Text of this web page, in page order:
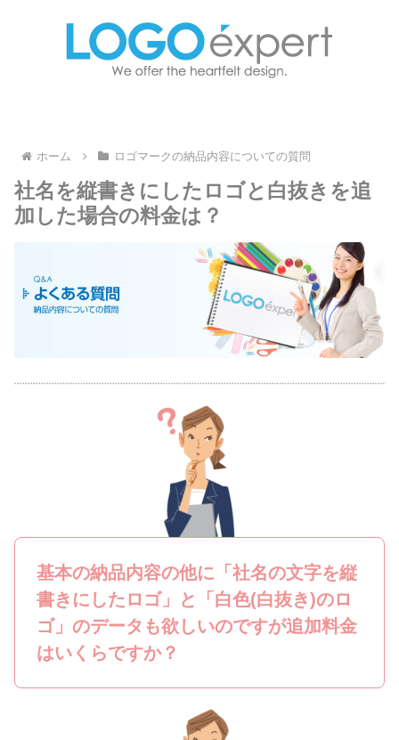
ホーム ロゴマークの納品内容についての質問
社名を縦書きにしたロゴと白抜きを追
加した場合の料金は？
基本の納品内容の他に「社名の文字を縦
書きにしたロゴ」と「白色(白抜き)のロ
ゴ」のデータも欲しいのですが追加料金
はいくらですか？